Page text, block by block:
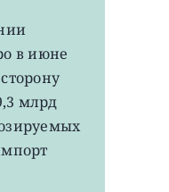
в июне
млрд